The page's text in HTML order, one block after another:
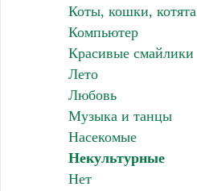
Коты, кошки, котята
Компьютер
Красивые смайлики
Лето
Любовь
Музыка и танцы
Насекомые
Некультурные
Нет